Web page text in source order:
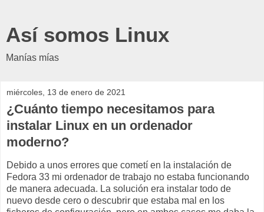
Así somos Linux
Manías mías
miércoles, 13 de enero de 2021
¿Cuánto tiempo necesitamos para
instalar Linux en un ordenador
moderno?
Debido a unos errores que cometí en la instalación de
Fedora 33 mi ordenador de trabajo no estaba funcionando
de manera adecuada. La solución era instalar todo de
nuevo desde cero o descubrir que estaba mal en los